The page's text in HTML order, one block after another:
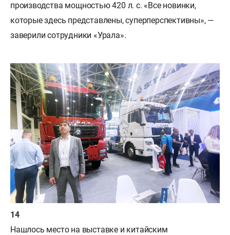
производства мощностью 420 л. с. «Все новинки,
которые здесь представлены, суперперспективны», —
заверили сотрудники «Урала».
Нашлось место на выставке и китайским